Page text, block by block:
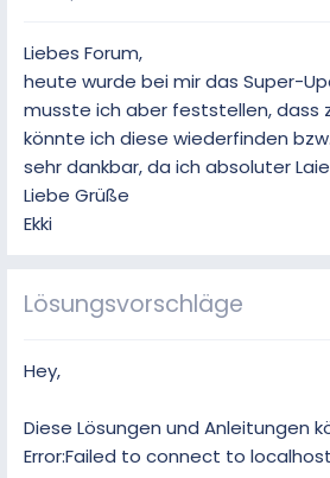
Liebes Forum,
heute wurde bei mir das Super-
musste ich aber feststellen, dass
könnte ich diese wiederfinden
sehr dankbar, da ich absoluter
Liebe Grüße
Ekki
Lösungsvorschläge
Hey,
Diese Lösungen und Anleitungen
Error:Failed to connect to